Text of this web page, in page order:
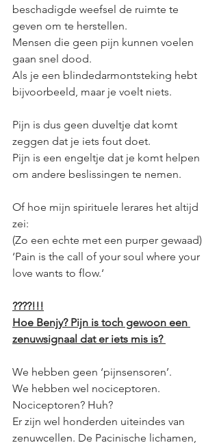
beschadigde weefsel de ruimte te
geven om te herstellen.
Mensen die geen pijn kunnen voelen
gaan snel dood.
Als je een blindedarmontsteking hebt
bijvoorbeeld, maar je voelt niets.
Pijn is dus geen duveltje dat komt
zeggen dat je iets fout doet.
Pijn is een engeltje dat je komt helpen
om andere beslissingen te nemen.
Of hoe mijn spirituele lerares het altijd
zei:
(Zo een echte met een purper gewaad)
‘Pain is the call of your soul where your
love wants to flow.‘
????!!!
Hoe Benjy? Pijn is toch gewoon een
zenuwsignaal dat er iets mis is?
We hebben geen ‘pijnsensoren’.
We hebben wel nociceptoren.
Nociceptoren? Huh?
Er zijn wel honderden uiteindes van
zenuwcellen. De Pacinische lichamen,